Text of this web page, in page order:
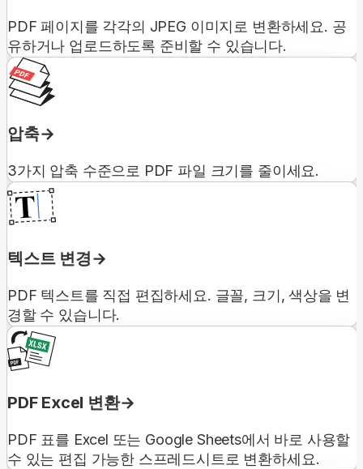
PDF 페이지를 각각의 JPEG 이미지로 변환하세요. 공
유하거나 업로드하도록 준비할 수 있습니다.
압축
3가지 압축 수준으로 PDF 파일 크기를 줄이세요.
텍스트 변경
PDF 텍스트를 직접 편집하세요. 글꼴, 크기, 색상을 변
경할 수 있습니다.
PDF Excel 변환
PDF 표를 Excel 또는 Google Sheets에서 바로 사용할
수 있는 편집 가능한 스프레드시트로 변환하세요.